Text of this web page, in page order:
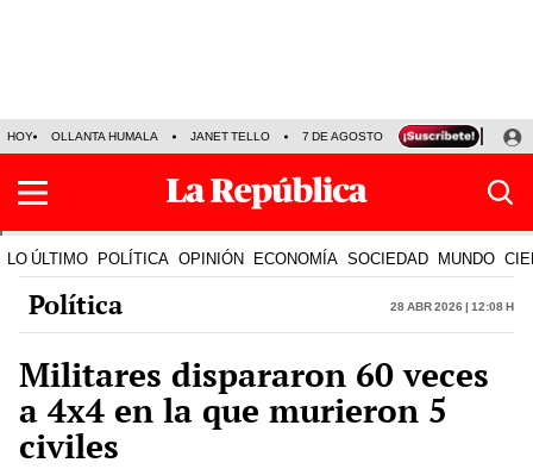
HOY OLLANTA HUMALA JANET TELLO 7 DE AGOSTO TINKA RESULTADOS
LO ÚLTIMO POLÍTICA OPINIÓN ECONOMÍA SOCIEDAD MUNDO
Política 28 Abr 2026 | 12:08 h
Militares dispararon 60 veces
a 4x4 en la que murieron 5
civiles